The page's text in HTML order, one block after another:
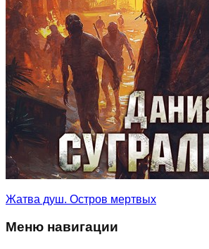
Жатва душ. Остров мертвых
Меню навигации